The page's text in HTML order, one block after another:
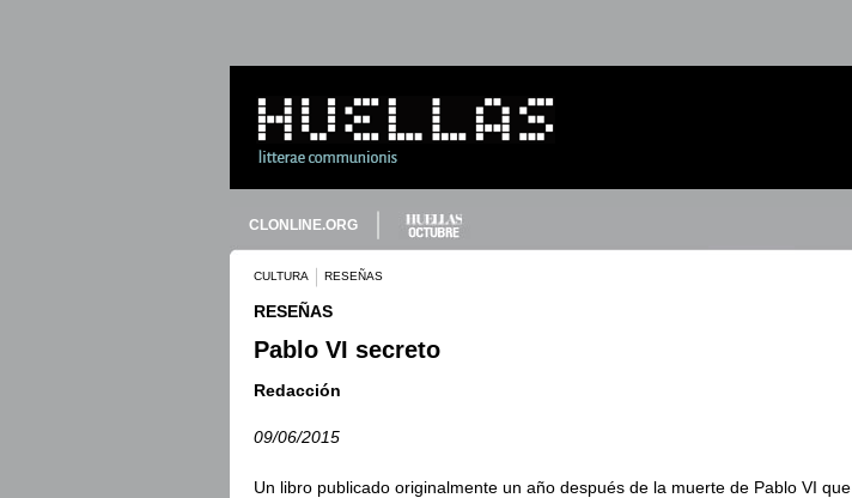
CLONLINE.ORG
CULTURA RESEÑAS
RESEÑAS
Pablo VI secreto
Redacción
09/06/2015
Un libro publicado originalmente un año después de la muerte de Pablo VI que